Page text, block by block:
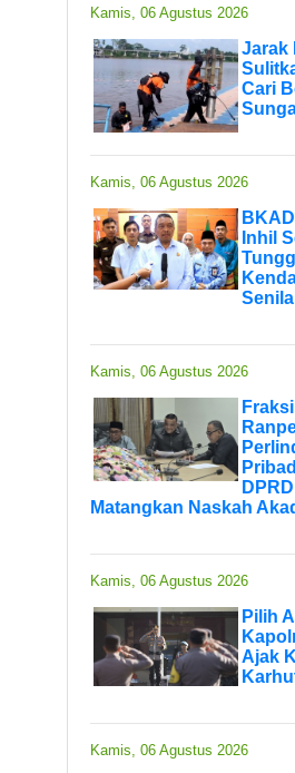
Kamis, 06 Agustus 2026
Jarak
Cari
Kamis, 06 Agustus 2026
Inhil
Kamis, 06 Agustus 2026
Matangkan Naskah
Kamis, 06 Agustus 2026
Pilih
Ajak
Kamis, 06 Agustus 2026